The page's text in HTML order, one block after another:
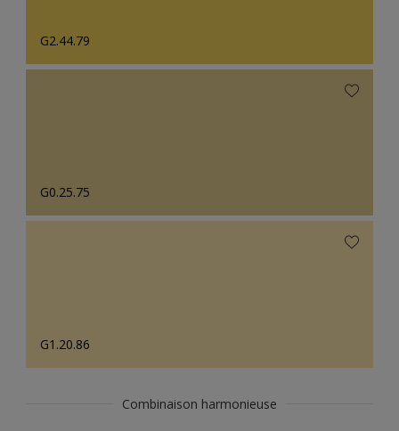
G2.44.79
G0.25.75
G1.20.86
Combinaison harmonieuse